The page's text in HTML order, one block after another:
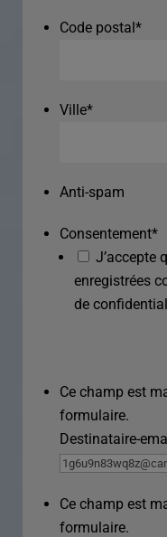
Code postal*
Ville*
Anti-spam
Consentement*
J’accepte
enregistrées
de
Ce champ est
formulaire.
Destinataire-
Ce champ est
formulaire.